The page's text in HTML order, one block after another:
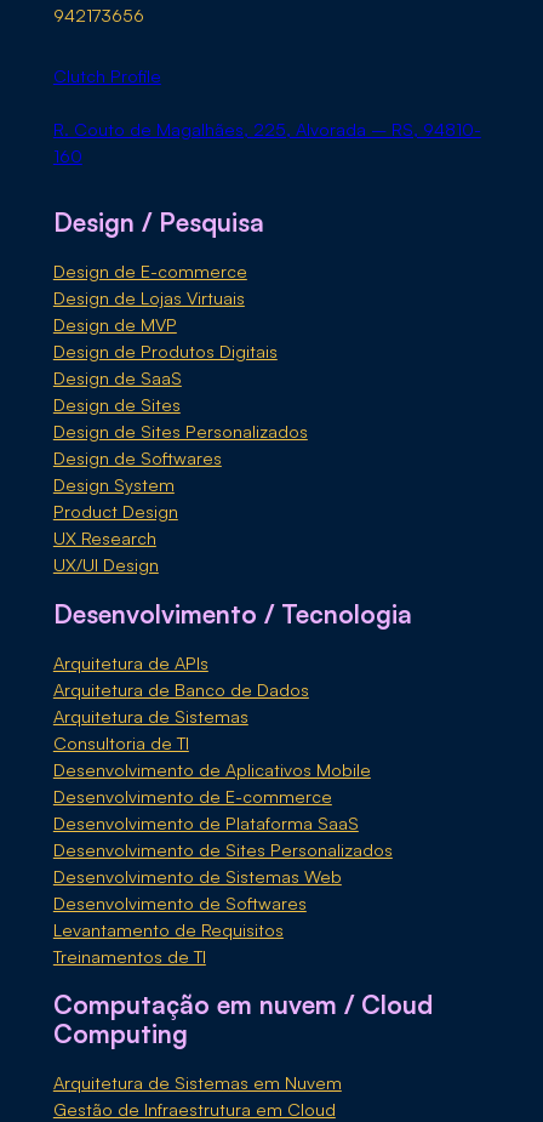
942173656
Clutch Profile
R. Couto de Magalhães, 225, Alvorada – RS, 94810-
160
Design / Pesquisa
Design de E-commerce
Design de Lojas Virtuais
Design de MVP
Design de Produtos Digitais
Design de SaaS
Design de Sites
Design de Sites Personalizados
Design de Softwares
Design System
Product Design
UX Research
UX/UI Design
Desenvolvimento / Tecnologia
Arquitetura de APIs
Arquitetura de Banco de Dados
Arquitetura de Sistemas
Consultoria de TI
Desenvolvimento de Aplicativos Mobile
Desenvolvimento de E-commerce
Desenvolvimento de Plataforma SaaS
Desenvolvimento de Sites Personalizados
Desenvolvimento de Sistemas Web
Desenvolvimento de Softwares
Levantamento de Requisitos
Treinamentos de TI
Computação em nuvem / Cloud
Computing
Arquitetura de Sistemas em Nuvem
Gestão de Infraestrutura em Cloud